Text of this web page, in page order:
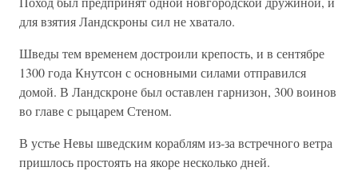
для взятия Ландскроны сил не хватало.
Шведы тем временем достроили крепость, и в сентябре
1300 года Кнутсон с основными силами отправился
домой. В Ландскроне был оставлен гарнизон, 300 воинов
во главе с рыцарем Стеном.
В устье Невы шведским кораблям из-за встречного ветра
пришлось простоять на якоре несколько дней.